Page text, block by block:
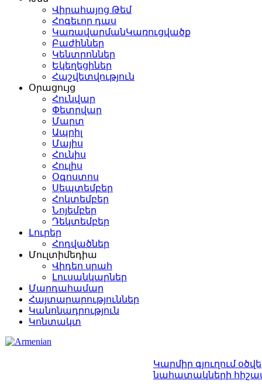
Վիրահայոց Թեմ
Հոգեւոր դաս
ԿառավարմանԿառուցվածք
Բաժիններ
Կենտրոններ
Եկեղեցիներ
Հաշվետվություն
Օրացույց
Հունվար
Փետրվար
Մարտ
Ապրիլ
Մայիս
Հունիս
Հուլիս
Օգոստոս
Սեպտեմբեր
Հոկտեմբեր
Նոյեմբեր
Դեկտեմբեր
Լուրեր
Հոդվածներ
Մուլտիմեդիա
Վիդեո սրահ
Լուսանկարներ
Մարդահամար
Հայտարարություններ
Կանոնադրություն
Կոնտակտ
Կարմիր գյուղում
նահատակների